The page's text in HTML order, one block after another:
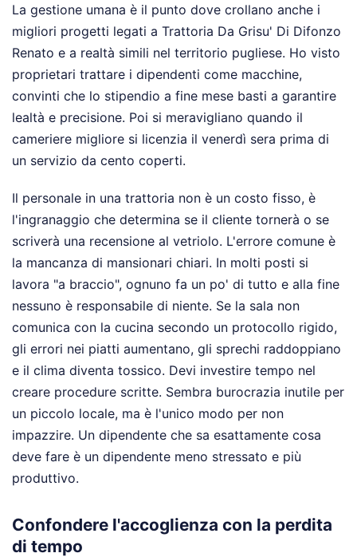
La gestione umana è il punto dove crollano anche i
migliori progetti legati a Trattoria Da Grisu' Di Difonzo
Renato e a realtà simili nel territorio pugliese. Ho visto
proprietari trattare i dipendenti come macchine,
convinti che lo stipendio a fine mese basti a garantire
lealtà e precisione. Poi si meravigliano quando il
cameriere migliore si licenzia il venerdì sera prima di
un servizio da cento coperti.
Il personale in una trattoria non è un costo fisso, è
l'ingranaggio che determina se il cliente tornerà o se
scriverà una recensione al vetriolo. L'errore comune è
la mancanza di mansionari chiari. In molti posti si
lavora "a braccio", ognuno fa un po' di tutto e alla fine
nessuno è responsabile di niente. Se la sala non
comunica con la cucina secondo un protocollo rigido,
gli errori nei piatti aumentano, gli sprechi raddoppiano
e il clima diventa tossico. Devi investire tempo nel
creare procedure scritte. Sembra burocrazia inutile per
un piccolo locale, ma è l'unico modo per non
impazzire. Un dipendente che sa esattamente cosa
deve fare è un dipendente meno stressato e più
produttivo.
Confondere l'accoglienza con la perdita
di tempo